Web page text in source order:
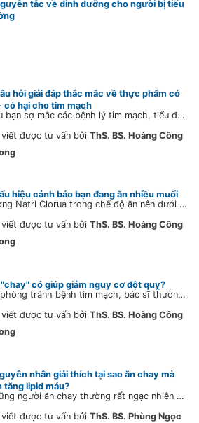
tắc về dinh dưỡng cho người bị tiểu
hỏi giải đáp thắc mắc về thực phẩm có
có hại cho tim mạch
Nếu bạn sợ mắc các bệnh lý tim mạch, tiểu đường, béo phì, huyết áp, lời khuyên của bác sĩ dành cho bạn là HÃY HẠN CHẾ THỰC PHẨM SIÊU CHẾ BIẾN (ultra-processed foods) càng nhiều càng tốt.
viết được tư vấn bởi ThS. BS. Hoàng Công
hiệu cảnh báo bạn đang ăn nhiều muối
Lượng Natri Clorua trong chế độ ăn nên dưới 6 gam / ngày tương đương với một thìa cà phê muối ăn được dùng để nêm vào tất cả các loại thực phẩm trong ngày. Tuy nhiên, thực tế hầu hết chúng ta ăn nhiều muối hơn mức quy định.
viết được tư vấn bởi ThS. BS. Hoàng Công
có giúp giảm nguy cơ đột quỵ?
Để phòng tránh bệnh tim mạch, bác sĩ thường khuyên bệnh nhân giảm bớt thịt và khuyến khích chế độ ăn "chay" - tức là nhiều rau củ quả và ít thực phẩm động vật. Tuy nhiên, có phải mọi loại thực phẩm "chay" đều tốt cho tim mạch như nhau hay không?
viết được tư vấn bởi ThS. BS. Hoàng Công
nhân giải thích tại sao ăn chay mà
tăng lipid máu?
Những người ăn chay thường rất ngạc nhiên khi được bác sĩ thông báo mình bị tăng lipid máu. Đó là vì quan niệm ăn chay không có dùng thịt, mỡ thì làm sao mà tăng mỡ máu cho được. Tuy vậy, điều này có thể lý giải dựa trên các nguyên nhân sau:
viết được tư vấn bởi ThS. BS. Phùng Ngọc